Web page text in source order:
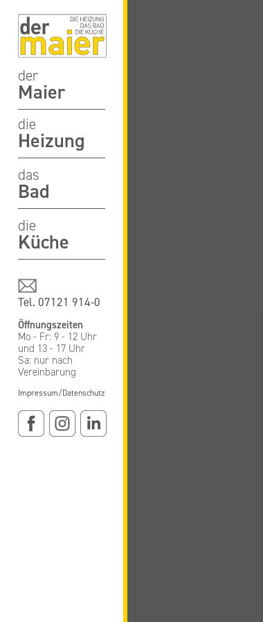
der
Maier
die
Heizung
das
Bad
die
Küche
Öffnungszeiten
Mo - Fr: 9 - 12 Uhr
und 13 - 17 Uhr
Sa: nur nach
Vereinbarung
Impressum/Datenschutz
Tel. 07121 914-0